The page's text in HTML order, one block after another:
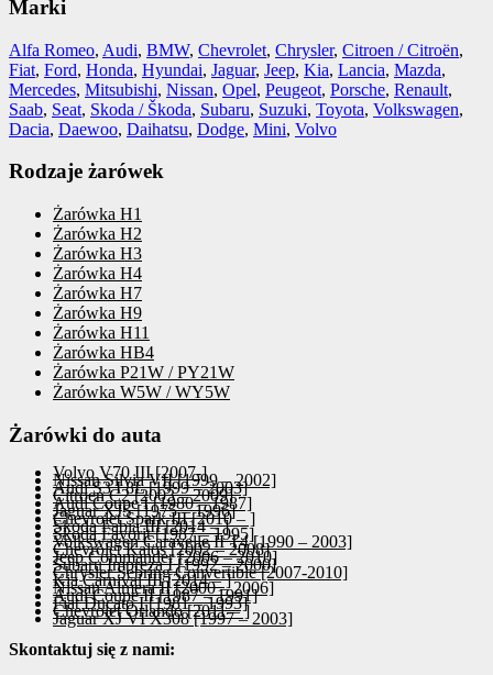
Marki
Alfa Romeo, Audi, BMW, Chevrolet, Chrysler, Citroen / Citroën,
Fiat, Ford, Honda, Hyundai, Jaguar, Jeep, Kia, Lancia, Mazda,
Mercedes, Mitsubishi, Nissan, Opel, Peugeot, Porsche, Renault,
Saab, Seat, Skoda / Škoda, Subaru, Suzuki, Toyota, Volkswagen,
Dacia, Daewoo, Daihatsu, Dodge, Mini, Volvo
Rodzaje żarówek
Żarówka H1
Żarówka H2
Żarówka H3
Żarówka H4
Żarówka H7
Żarówka H9
Żarówka H11
Żarówka HB4
Żarówka P21W / PY21W
Żarówka W5W / WY5W
Żarówki do auta
Volvo V70 III [2007-]
Nissan Silvia VII [1999 – 2002]
Audi S3 I 8L [1999 – 2003]
Citroen C2 [2003 – 2009]
Audi Coupe I [1980 – 1987]
Jaguar XJS [1975 – 1996]
Chevrolet Spark III [2010 – ]
Skoda Fabia III [2014 – ]
Skoda Favorit [1987 – 1995]
Volkswagen Caravelle II T4 [1990 – 2003]
Chevrolet Kalos [2002 – 2008]
Jeep Commander [2006 – 2010]
Subaru Impreza I [1992 – 2000]
Chrysler Sebring Convertible [2007-2010]
Kia Carnival III [2014 – ]
Nissan Almera II [2000 – 2006]
Audi Coupe II [1987 – 1991]
Fiat Ducato I [1981 – 1993]
Chevrolet Orlando [2011 – ]
Jaguar XJ VI X308 [1997 – 2003]
Skontaktuj się z nami: